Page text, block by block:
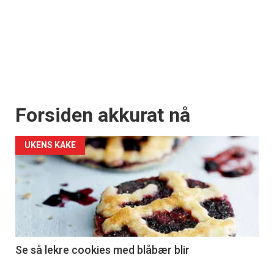
Forsiden akkurat nå
UKENS KAKE
Se så lekre cookies med blåbær blir